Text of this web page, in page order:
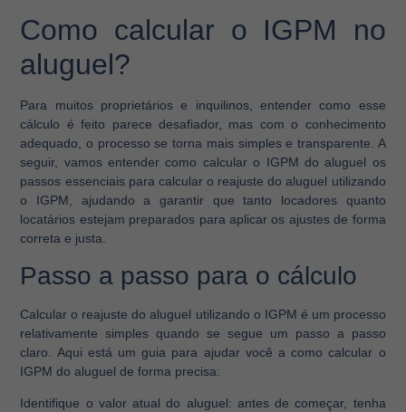
Como calcular o IGPM no
aluguel?
Para muitos proprietários e inquilinos, entender como esse
cálculo é feito parece desafiador, mas com o conhecimento
adequado, o processo se torna mais simples e transparente. A
seguir, vamos entender como calcular o IGPM do aluguel os
passos essenciais para calcular o reajuste do aluguel utilizando
o IGPM, ajudando a garantir que tanto locadores quanto
locatários estejam preparados para aplicar os ajustes de forma
correta e justa.
Passo a passo para o cálculo
Calcular o reajuste do aluguel utilizando o IGPM é um processo
relativamente simples quando se segue um passo a passo
claro. Aqui está um guia para ajudar você a como calcular o
IGPM do aluguel de forma precisa:
Identifique o valor atual do aluguel: antes de começar, tenha